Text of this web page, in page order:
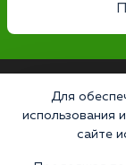
Наркологическая
Для
использования
сайте